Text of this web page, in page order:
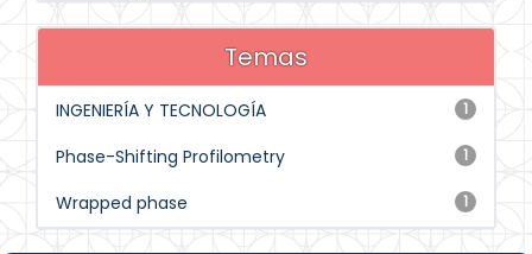
Temas
1
INGENIERÍA Y TECNOLOGÍA
1
Phase-Shifting Profilometry
1
Wrapped phase